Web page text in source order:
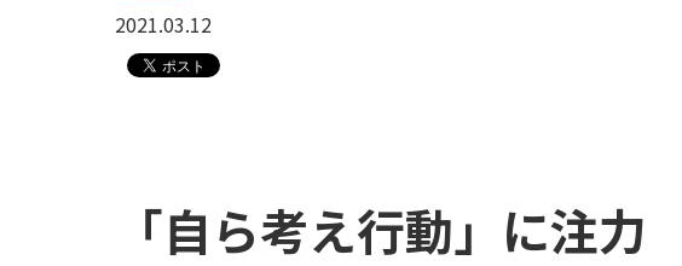
2021.03.12
「自ら考え行動」に注力